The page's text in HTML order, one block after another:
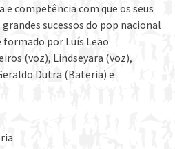
e competência com que os seus
sucessos do pop nacional
por Luís Leão
(voz), Lindseyara (voz),
Dutra (Bateria) e